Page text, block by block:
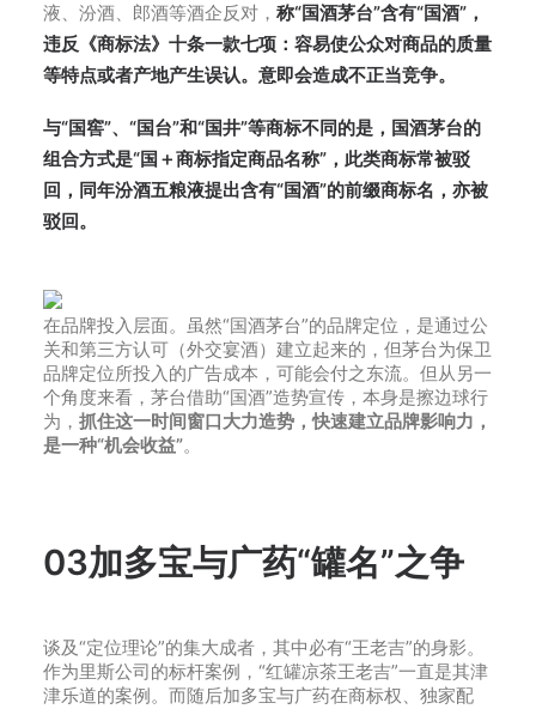
液、汾酒、郎酒等酒企反对， 称“国酒茅台”含有“国酒”，
违反《商标法》十条一款七项：容易使公众对商品的质量
等特点或者产地产生误认。意即会造成不正当竞争。
与“国窖”、“国台”和“国井”等商标不同的是，国酒茅台的
组合方式是“国＋商标指定商品名称”，此类商标常被驳
回，同年汾酒五粮液提出含有“国酒”的前缀商标名，亦被
驳回。
在品牌投入层面。虽然“国酒茅台”的品牌定位，是通过公
关和第三方认可（外交宴酒）建立起来的，但茅台为保卫
品牌定位所投入的广告成本，可能会付之东流。但从另一
个角度来看，茅台借助“国酒”造势宣传，本身是擦边球行
为， 抓住这一时间窗口大力造势，快速建立品牌影响力，
是一种“机会收益”。
03加多宝与广药“罐名”之争
谈及“定位理论”的集大成者，其中必有“王老吉”的身影。
作为里斯公司的标杆案例，“红罐凉茶王老吉”一直是其津
津乐道的案例。而随后加多宝与广药在商标权、独家配